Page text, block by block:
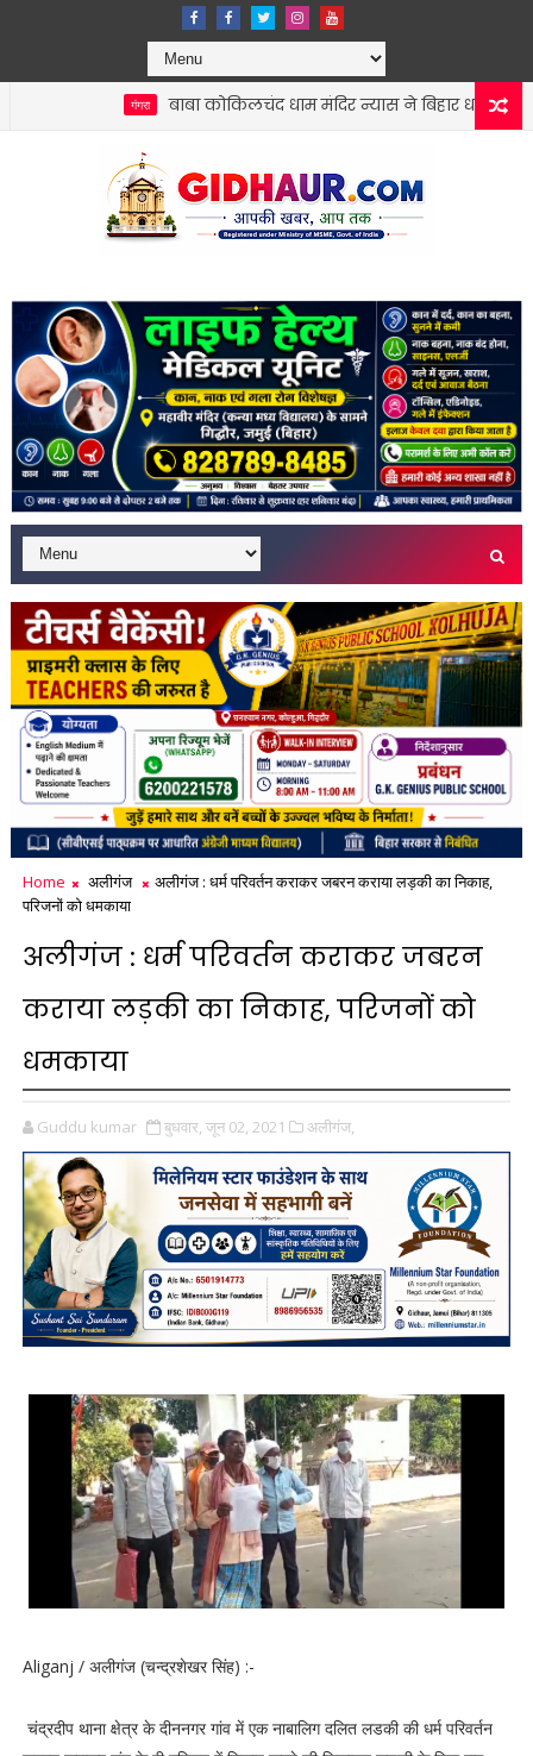
बाबा कोकिलचंद धाम मंदिर न्यास ने बिहार धार्मिक न्यास पर्षद
Home अलीगंज
अलीगंज : धर्म परिवर्तन कराकर जबरन कराया लड़की का निकाह,
परिजनों को धमकाया
अलीगंज : धर्म परिवर्तन कराकर जबरन
कराया लड़की का निकाह, परिजनों को
धमकाया
Guddu kumar बुधवार, जून 02, 2021 अलीगंज,
Aliganj / अलीगंज (चन्द्रशेखर सिंह) :-
चंद्रदीप थाना क्षेत्र के दीननगर गांव में एक नाबालिग दलित लडकी की धर्म परिवर्तन